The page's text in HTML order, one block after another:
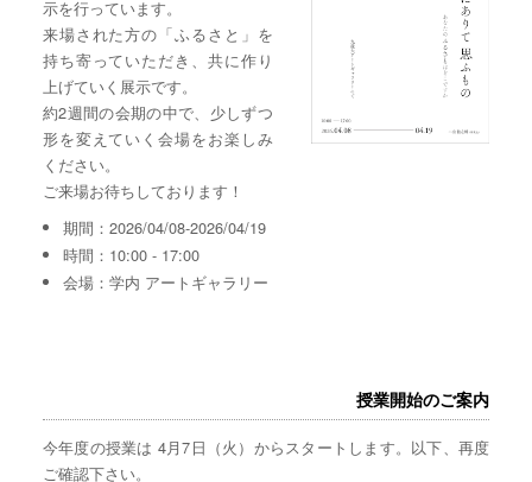
示を行っています。
来場された方の「ふるさと」を
持ち寄っていただき、共に作り
上げていく展示です。
約2週間の会期の中で、少しずつ
形を変えていく会場をお楽しみ
ください。
ご来場お待ちしております！
期間：2026/04/08-2026/04/19
時間：10:00 - 17:00
会場：学内 アートギャラリー
授業開始のご案内
今年度の授業は 4月7日（火）からスタートします。以下、再度
ご確認下さい。